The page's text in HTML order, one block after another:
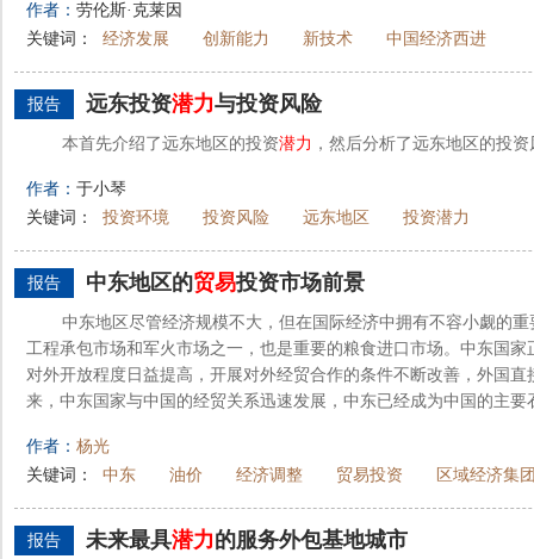
作者： 劳伦斯·克莱因
关键词：
经济发展 创新能力 新技术 中国经济西进
报告 远东投资潜力与投资风险
本首先介绍了远东地区的投资潜力 ，然后分析了远东地区的投
作者： 于小琴
关键词：
投资环境 投资风险 远东地区 投资潜力
报告 中东地区的贸易投资市场前景
中东地区尽管经济规模不大，但在国际经济中拥有不容小觑的
工程承包市场和军火市场之一，也是重要的粮食进口市场。中东国
对外开放程度日益提高，开展对外经贸合作的条件不断改善，外国
来，中东国家与中国的经贸关系迅速发展，中东已经成为中国的主
作者： 杨光
关键词：
中东 油价 经济调整 贸易投资 区域经济集
报告 未来最具潜力的服务外包基地城市